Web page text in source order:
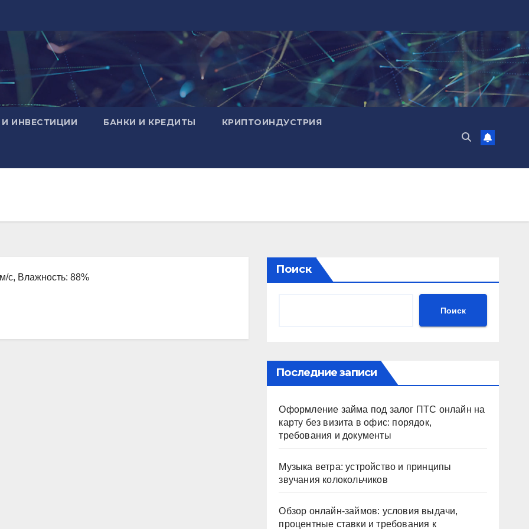
И ИНВЕСТИЦИИ БАНКИ И КРЕДИТЫ КРИПТОИНДУСТРИЯ
с, Влажность: 88%
Поиск
Поиск
Последние записи
Оформление займа под залог ПТС онлайн на
карту без визита в офис: порядок,
требования и документы
Музыка ветра: устройство и принципы
звучания колокольчиков
Обзор онлайн-займов: условия выдачи,
процентные ставки и требования к